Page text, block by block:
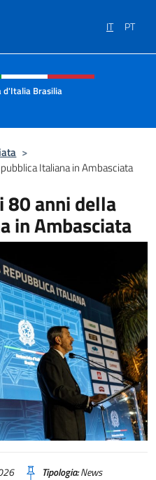
IT PT
e menù
d'Italia Brasilia
>
Italiana in Ambasciata
80 anni della
in Ambasciata
Tipologia:News